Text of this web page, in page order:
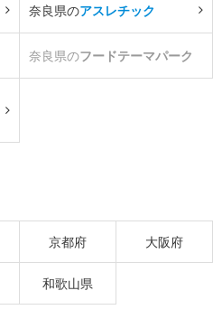
奈良県のアスレチック
奈良県のフードテーマパーク
京都府 大阪府
和歌山県